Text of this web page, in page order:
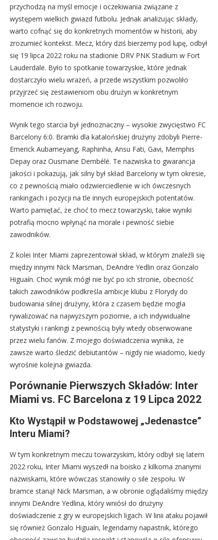
przychodzą na myśl emocje i oczekiwania związane z
występem wielkich gwiazd futbolu. Jednak analizując składy,
warto cofnąć się do konkretnych momentów w historii, aby
zrozumieć kontekst. Mecz, który dziś bierzemy pod lupę, odbył
się 19 lipca 2022 roku na stadionie DRV PNK Stadium w Fort
Lauderdale. Było to spotkanie towarzyskie, które jednak
dostarczyło wielu wrażeń, a przede wszystkim pozwoliło
przyjrzeć się zestawieniom obu drużyn w konkretnym
momencie ich rozwoju.
Wynik tego starcia był jednoznaczny – wysokie zwycięstwo FC
Barcelony 6:0. Bramki dla katalońskiej drużyny zdobyli Pierre-
Emerick Aubameyang, Raphinha, Ansu Fati, Gavi, Memphis
Depay oraz Ousmane Dembélé. Te nazwiska to gwarancja
jakości i pokazują, jak silny był skład Barcelony w tym okresie,
co z pewnością miało odzwierciedlenie w ich ówczesnych
rankingach i pozycji na tle innych europejskich potentatów.
Warto pamiętać, że choć to mecz towarzyski, takie wyniki
potrafią mocno wpłynąć na morale i pewność siebie
zawodników.
Z kolei Inter Miami zaprezentował skład, w którym znaleźli się
między innymi Nick Marsman, DeAndre Yedlin oraz Gonzalo
Higuaín. Choć wynik mógł nie być po ich stronie, obecność
takich zawodników podkreśla ambicje klubu z Florydy do
budowania silnej drużyny, która z czasem będzie mogła
rywalizować na najwyższym poziomie, a ich indywidualne
statystyki i rankingi z pewnością były wtedy obserwowane
przez wielu fanów. Z mojego doświadczenia wynika, że
zawsze warto śledzić debiutantów – nigdy nie wiadomo, kiedy
wyrośnie kolejna gwiazda.
Porównanie Pierwszych Składów: Inter
Miami vs. FC Barcelona z 19 Lipca 2022
Kto Wystąpił w Podstawowej „Jedenastce”
Interu Miami?
W tym konkretnym meczu towarzyskim, który odbył się latem
2022 roku, Inter Miami wyszedł na boisko z kilkoma znanymi
nazwiskami, które wówczas stanowiły o sile zespołu. W
bramce stanął Nick Marsman, a w obronie oglądaliśmy między
innymi DeAndre Yedlina, który wniósł do drużyny
doświadczenie z gry w europejskich ligach. W linii ataku pojawił
się również Gonzalo Higuaín, legendarny napastnik, którego